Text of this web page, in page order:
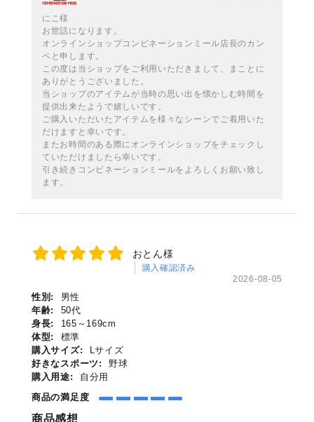
にこ様
お世話になります。
オンラインショップコンビネーションミール店長のカン
ベと申します。
この度は当ショップをご利用いただきまして、まことに
ありがとうございました。
当ショップのアイテムが当時の思い出を懐かしむ時間を
提供出来たようで嬉しいです。
ご購入いただいたアイテムを様々なシーンでご着用いた
だけますと幸いです。
またお時間のある際にオンラインショップをチェックし
ていただけましたら幸いです。
引き続きコンビネーションミールをよろしくお願い致し
ます。
おとん様
購入確認済み
2026-08-05
性別:
男性
年齢:
50代
身長:
165～169cm
体型:
標準
購入サイズ:
Lサイズ
好きなスポーツ:
野球
購入用途:
自分用
商品の満足度
商品感想